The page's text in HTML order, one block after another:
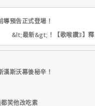
預告正式登場！
&lt;最新&gt;！【歌喉讚3】釋
斯沃幕後秘辛！
笑他改吃素